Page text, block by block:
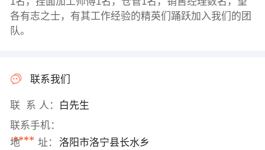
各有志之士，有其工作经验的精英们踊跃加入我们的团
队。
联系我们
联 系 人：
白先生
联系手机：
****
地 址： 洛阳市洛宁县长水乡